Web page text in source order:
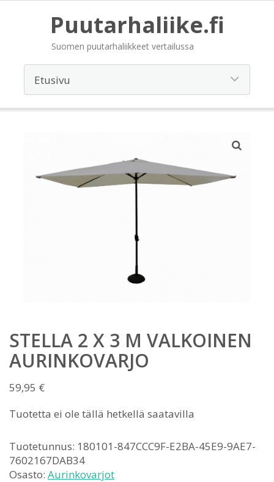
Puutarhaliike.fi
Suomen puutarhaliikkeet vertailussa
STELLA 2 X 3 M VALKOINEN
AURINKOVARJO
59,95 €
Tuotetta ei ole tällä hetkellä saatavilla
Tuotetunnus: 180101-847CCC9F-E2BA-45E9-9AE7-
7602167DAB34
Osasto: Aurinkovarjot